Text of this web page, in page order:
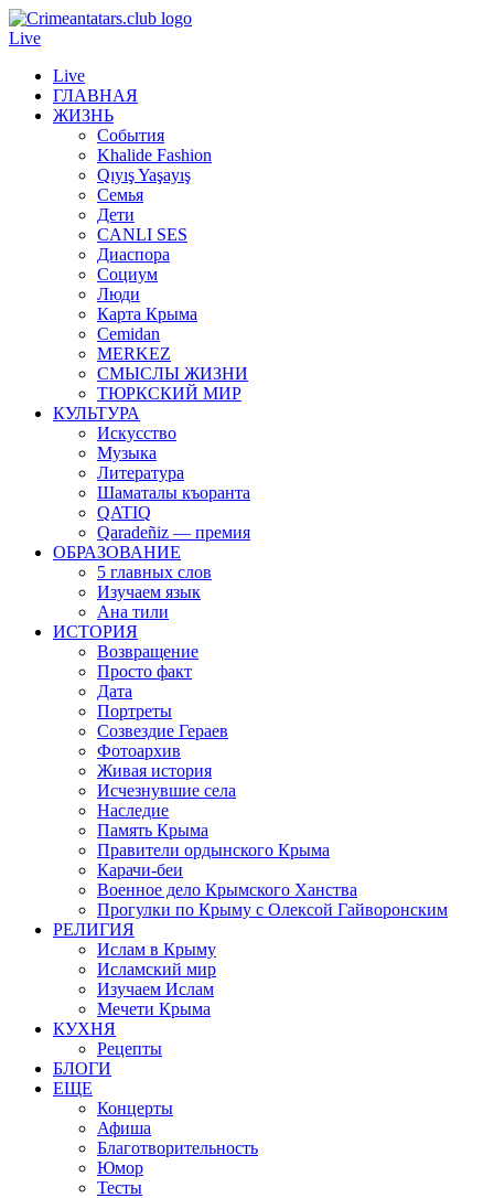
Live
Live
ГЛАВНАЯ
ЖИЗНЬ
События
Khalide Fashion
Qıyış Yaşayış
Семья
Дети
CANLI SES
Диаспора
Социум
Люди
Карта Крыма
Cemidan
МERKEZ
СМЫСЛЫ ЖИЗНИ
ТЮРКСКИЙ МИР
КУЛЬТУРА
Искусство
Музыка
Литература
Шаматалы къоранта
QATIQ
Qaradeñiz — премия
ОБРАЗОВАНИЕ
5 главных слов
Изучаем язык
Ана тили
ИСТОРИЯ
Возвращение
Просто факт
Дата
Портреты
Созвездие Гераев
Фотоархив
Живая история
Исчезнувшие села
Наследие
Память Крыма
Правители ордынского Крыма
Карачи-беи
Военное дело Крымского Ханства
Прогулки по Крыму с Олексой Гайворонским
РЕЛИГИЯ
Ислам в Крыму
Исламский мир
Изучаем Ислам
Мечети Крыма
КУХНЯ
Рецепты
БЛОГИ
ЕЩЕ
Концерты
Афиша
Благотворительность
Юмор
Тесты